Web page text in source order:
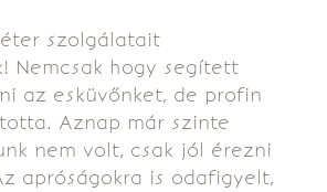
szolgálatait
Nemcsak hogy segített
az esküvőnket, de profin
Aznap már szinte
nem volt, csak jól érezni
apróságokra is odafigyelt,